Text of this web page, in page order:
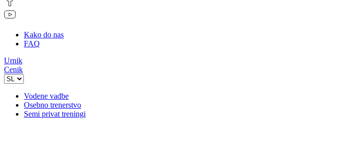
Kako do nas
FAQ
Urnik
Cenik
Vodene vadbe
Osebno trenerstvo
Semi privat treningi